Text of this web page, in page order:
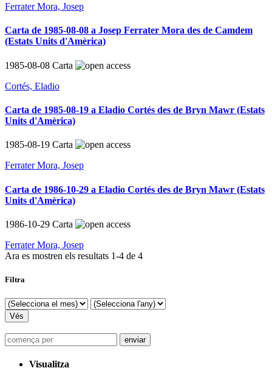
Ferrater Mora, Josep
Carta de 1985-08-08 a Josep Ferrater Mora des de Camdem
(Estats Units d'Amèrica)
1985-08-08 Carta
Cortés, Eladio
Carta de 1985-08-19 a Eladio Cortés des de Bryn Mawr (Estats
Units d'Amèrica)
1985-08-19 Carta
Ferrater Mora, Josep
Carta de 1986-10-29 a Eladio Cortés des de Bryn Mawr (Estats
Units d'Amèrica)
1986-10-29 Carta
Ferrater Mora, Josep
Ara es mostren els resultats 1-4 de 4
Filtra
Visualitza